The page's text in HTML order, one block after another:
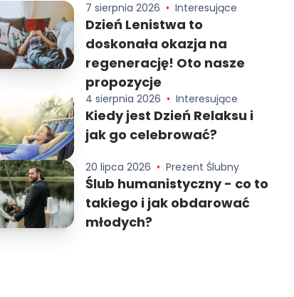
7 sierpnia 2026 • Interesujące
Dzień Lenistwa to
doskonała okazja na
regenerację! Oto nasze
propozycje
4 sierpnia 2026 • Interesujące
Kiedy jest Dzień Relaksu i
jak go celebrować?
20 lipca 2026 • Prezent Ślubny
Ślub humanistyczny - co to
takiego i jak obdarować
młodych?